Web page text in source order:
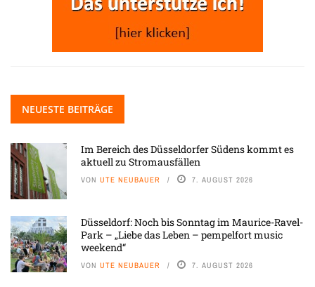
NEUESTE BEITRÄGE
Im Bereich des Düsseldorfer Südens kommt es
aktuell zu Stromausfällen
VON UTE NEUBAUER 7. AUGUST 2026
Düsseldorf: Noch bis Sonntag im Maurice-Ravel-
Park – „Liebe das Leben – pempelfort music
weekend“
VON UTE NEUBAUER 7. AUGUST 2026